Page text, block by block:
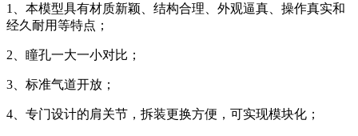
1、本模型具有材质新颖、结构合理、外观逼真、操作真实和
经久耐用等特点；
2、瞳孔一大一小对比；
3、标准气道开放；
4、专门设计的肩关节，拆装更换方便，可实现模块化；